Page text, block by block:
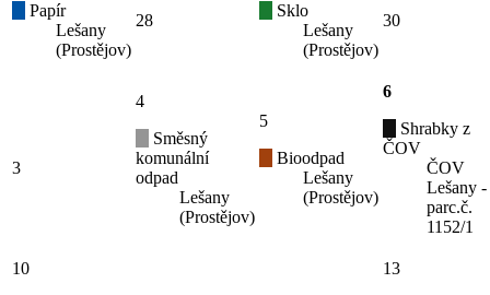
Papír
Lešany
(Prostějov)
28
Sklo
Lešany
(Prostějov)
30
3
4
Směsný
komunální
odpad
Lešany
(Prostějov)
5
Bioodpad
Lešany
(Prostějov)
6
Shrabky z
ČOV
ČOV
Lešany -
parc.č.
1152/1
10
13